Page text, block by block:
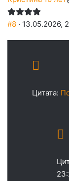
#8 · 13.05.2026,
Цитата: